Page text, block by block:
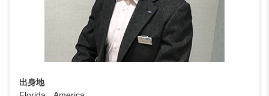
出身地